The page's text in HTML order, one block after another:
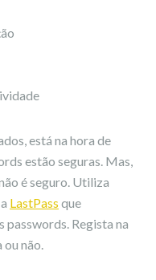
está na hora de
estão seguras. Mas,
é seguro. Utiliza
LastPass que
passwords. Regista na
ou não.